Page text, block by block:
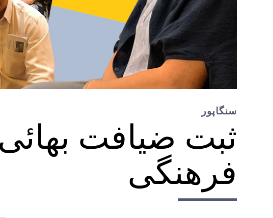
سنگاپور
ثبت ضیافت
فرهنگی